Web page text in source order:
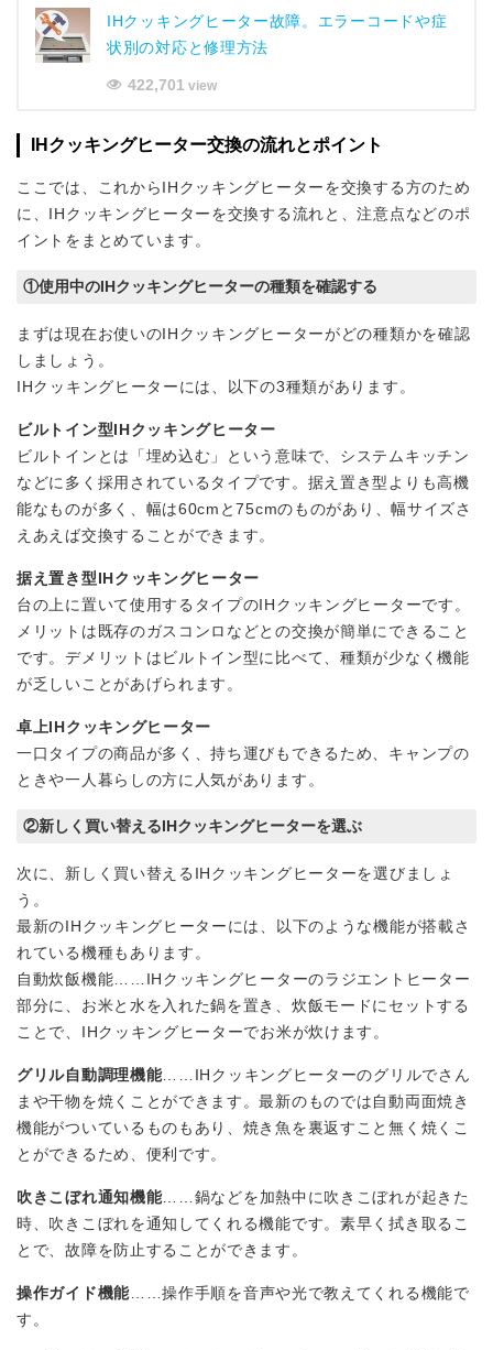
IHクッキングヒーター故障。エラーコードや症
状別の対応と修理方法
422,701 view
IHクッキングヒーター交換の流れとポイント
ここでは、これからIHクッキングヒーターを交換する方のため
に、IHクッキングヒーターを交換する流れと、注意点などのポ
イントをまとめています。
①使用中のIHクッキングヒーターの種類を確認する
まずは現在お使いのIHクッキングヒーターがどの種類かを確認
しましょう。
IHクッキングヒーターには、以下の3種類があります。
ビルトイン型IHクッキングヒーター
ビルトインとは「埋め込む」という意味で、システムキッチン
などに多く採用されているタイプです。据え置き型よりも高機
能なものが多く、幅は60cmと75cmのものがあり、幅サイズさ
えあえば交換することができます。
据え置き型IHクッキングヒーター
台の上に置いて使用するタイプのIHクッキングヒーターです。
メリットは既存のガスコンロなどとの交換が簡単にできること
です。デメリットはビルトイン型に比べて、種類が少なく機能
が乏しいことがあげられます。
卓上IHクッキングヒーター
一口タイプの商品が多く、持ち運びもできるため、キャンプの
ときや一人暮らしの方に人気があります。
②新しく買い替えるIHクッキングヒーターを選ぶ
次に、新しく買い替えるIHクッキングヒーターを選びましょ
う。
最新のIHクッキングヒーターには、以下のような機能が搭載さ
れている機種もあります。
自動炊飯機能……IHクッキングヒーターのラジエントヒーター
部分に、お米と水を入れた鍋を置き、炊飯モードにセットする
ことで、IHクッキングヒーターでお米が炊けます。
グリル自動調理機能……IHクッキングヒーターのグリルでさん
まや干物を焼くことができます。最新のものでは自動両面焼き
機能がついているものもあり、焼き魚を裏返すこと無く焼くこ
とができるため、便利です。
吹きこぼれ通知機能……鍋などを加熱中に吹きこぼれが起きた
時、吹きこぼれを通知してくれる機能です。素早く拭き取るこ
とで、故障を防止することができます。
操作ガイド機能……操作手順を音声や光で教えてくれる機能で
す。